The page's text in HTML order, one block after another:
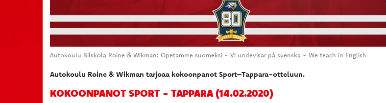
Autokoulu Bilskola Roine & Wikman: Opetamme suomeksi - Vi undevisar på svenska - We teach in English
Autokoulu Roine & Wikman tarjoaa kokoonpanot Sport–Tappara-otteluun.
KOKOONPANOT SPORT - TAPPARA (14.02.2020)